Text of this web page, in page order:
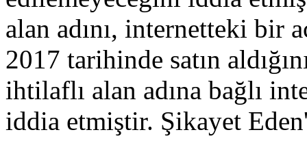
alan adını, internetteki bir
2017 tarihinde satın
ihtilaflı alan adına bağlı
iddia etmiştir. Şikayet